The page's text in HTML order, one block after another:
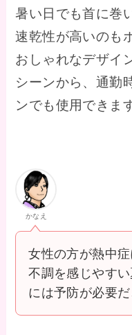
暑い日でも首に巻
速乾性が高いのも
おしゃれなデザイ
シーンから、通勤
ンでも使用できま
かなえ
女性の方が熱中
不調を感じやす
には予防が必要